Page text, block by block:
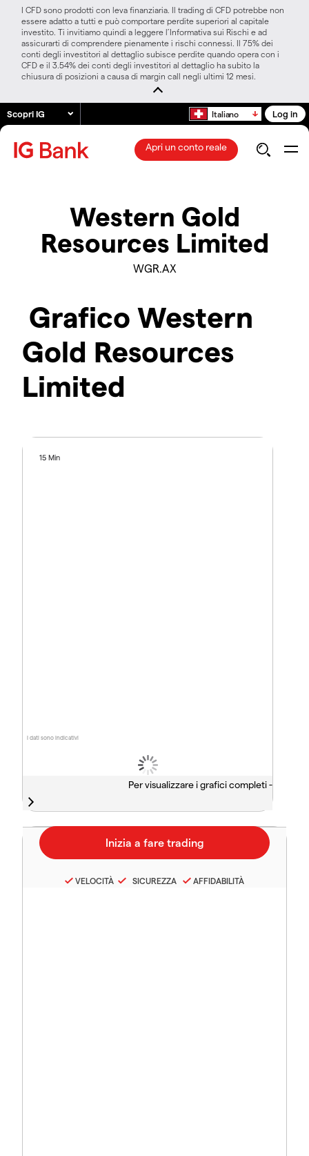
I CFD sono prodotti con leva finanziaria. Il trading di CFD potrebbe non
essere adatto a tutti e può comportare perdite superiori al capitale
investito. Ti invitiamo quindi a leggere l’Informativa sui Rischi e ad
assicurarti di comprendere pienamente i rischi connessi. Il 75% dei
conti degli investitori al dettaglio subisce perdite quando opera con i
CFD e il 3.54% dei conti degli investitori al dettaglio ha subito la
chiusura di posizioni a causa di margin call negli ultimi 12 mesi.
Scopri IG Italiano Log in
Apri un conto reale
Western Gold
Resources Limited
WGR.AX
Grafico Western
Gold Resources
Limited
I dati sono indicativi
15 Min
Per visualizzare i grafici completi -
VELOCITÀ SICUREZZA AFFIDABILITÀ